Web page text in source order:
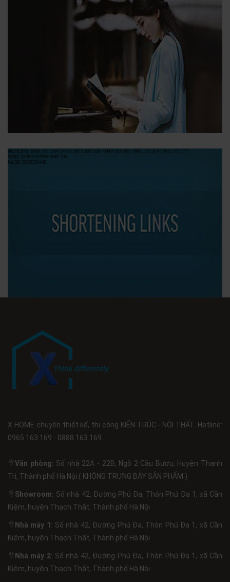
X HOME chuyên thiết kế, thi công KIẾN TRÚC - NỘI THẤT. Hotline:
0965.163.169 - 0888.163.169.
Văn phòng: Số nhà 22A - 22B, Ngõ 2 Cầu Bươu, Huyện Thanh
Trì, Thành phố Hà Nội ( KHÔNG TRƯNG BÀY SẢN PHẨM )
Showroom: Số nhà 42, Đường Phú Đa, Thôn Phú Đa 1, xã Cần
Kiệm, huyện Thạch Thất, Thành phố Hà Nội
Nhà máy 1: Số nhà 42, Đường Phú Đa, Thôn Phú Đa 1, xã Cần
Kiệm, huyện Thạch Thất, Thành phố Hà Nội
Nhà máy 2: Số nhà 42, Đường Phú Đa, Thôn Phú Đa 1, xã Cần
Kiệm, huyện Thạch Thất, Thành phố Hà Nội